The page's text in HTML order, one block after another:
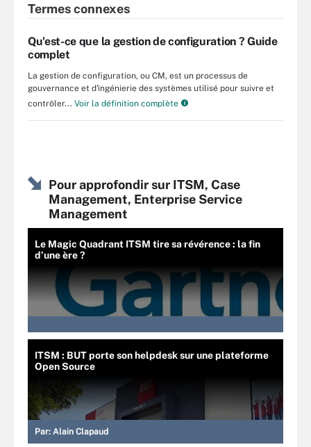
Termes connexes
Qu'est-ce que la gestion de configuration ? Guide
complet
La gestion de configuration, ou CM, est un processus de
gouvernance et d'ingénierie des systèmes utilisé pour suivre et
contrôler... Voir la définition complète
Pour approfondir sur ITSM, Case
Management, Enterprise Service
Management
Le Magic Quadrant ITSM tire sa révérence : la fin
d’une ère ?
ITSM : BUT porte son helpdesk sur une plateforme
Open Source
Par: Alain Clapaud